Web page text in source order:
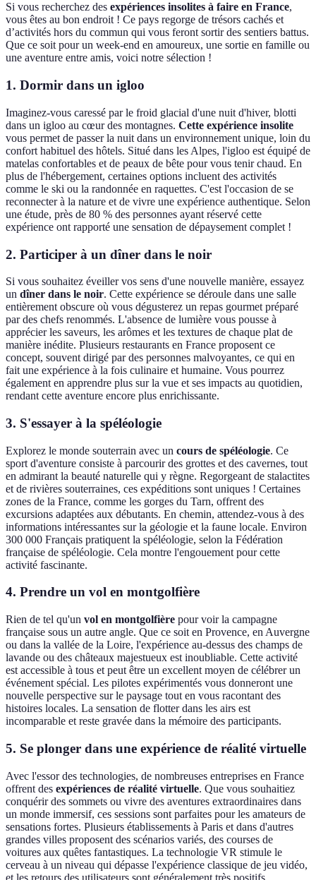
Si vous recherchez des expériences insolites à faire en France,
vous êtes au bon endroit ! Ce pays regorge de trésors cachés et
d’activités hors du commun qui vous feront sortir des sentiers battus.
Que ce soit pour un week-end en amoureux, une sortie en famille ou
une aventure entre amis, voici notre sélection !
1. Dormir dans un igloo
Imaginez-vous caressé par le froid glacial d'une nuit d'hiver, blotti
dans un igloo au cœur des montagnes. Cette expérience insolite
vous permet de passer la nuit dans un environnement unique, loin du
confort habituel des hôtels. Situé dans les Alpes, l'igloo est équipé de
matelas confortables et de peaux de bête pour vous tenir chaud. En
plus de l'hébergement, certaines options incluent des activités
comme le ski ou la randonnée en raquettes. C'est l'occasion de se
reconnecter à la nature et de vivre une expérience authentique. Selon
une étude, près de 80 % des personnes ayant réservé cette
expérience ont rapporté une sensation de dépaysement complet !
2. Participer à un dîner dans le noir
Si vous souhaitez éveiller vos sens d'une nouvelle manière, essayez
un dîner dans le noir. Cette expérience se déroule dans une salle
entièrement obscure où vous dégusterez un repas gourmet préparé
par des chefs renommés. L'absence de lumière vous pousse à
apprécier les saveurs, les arômes et les textures de chaque plat de
manière inédite. Plusieurs restaurants en France proposent ce
concept, souvent dirigé par des personnes malvoyantes, ce qui en
fait une expérience à la fois culinaire et humaine. Vous pourrez
également en apprendre plus sur la vue et ses impacts au quotidien,
rendant cette aventure encore plus enrichissante.
3. S'essayer à la spéléologie
Explorez le monde souterrain avec un cours de spéléologie. Ce
sport d'aventure consiste à parcourir des grottes et des cavernes, tout
en admirant la beauté naturelle qui y règne. Regorgeant de stalactites
et de rivières souterraines, ces expéditions sont uniques ! Certaines
zones de la France, comme les gorges du Tarn, offrent des
excursions adaptées aux débutants. En chemin, attendez-vous à des
informations intéressantes sur la géologie et la faune locale. Environ
300 000 Français pratiquent la spéléologie, selon la Fédération
française de spéléologie. Cela montre l'engouement pour cette
activité fascinante.
4. Prendre un vol en montgolfière
Rien de tel qu'un vol en montgolfière pour voir la campagne
française sous un autre angle. Que ce soit en Provence, en Auvergne
ou dans la vallée de la Loire, l'expérience au-dessus des champs de
lavande ou des châteaux majestueux est inoubliable. Cette activité
est accessible à tous et peut être un excellent moyen de célébrer un
événement spécial. Les pilotes expérimentés vous donneront une
nouvelle perspective sur le paysage tout en vous racontant des
histoires locales. La sensation de flotter dans les airs est
incomparable et reste gravée dans la mémoire des participants.
5. Se plonger dans une expérience de réalité virtuelle
Avec l'essor des technologies, de nombreuses entreprises en France
offrent des expériences de réalité virtuelle. Que vous souhaitiez
conquérir des sommets ou vivre des aventures extraordinaires dans
un monde immersif, ces sessions sont parfaites pour les amateurs de
sensations fortes. Plusieurs établissements à Paris et dans d'autres
grandes villes proposent des scénarios variés, des courses de
voitures aux quêtes fantastiques. La technologie VR stimule le
cerveau à un niveau qui dépasse l'expérience classique de jeu vidéo,
et les retours des utilisateurs sont généralement très positifs.